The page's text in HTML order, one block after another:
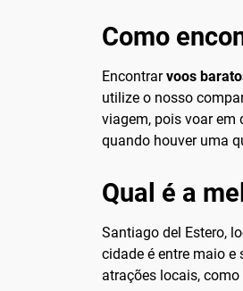
Como
Encontrarvoos
utilize o nosso
viagem, pois voar em
quando houver uma
Qual é a
Santiago del Estero,
cidade é entre maio e
atrações locais,